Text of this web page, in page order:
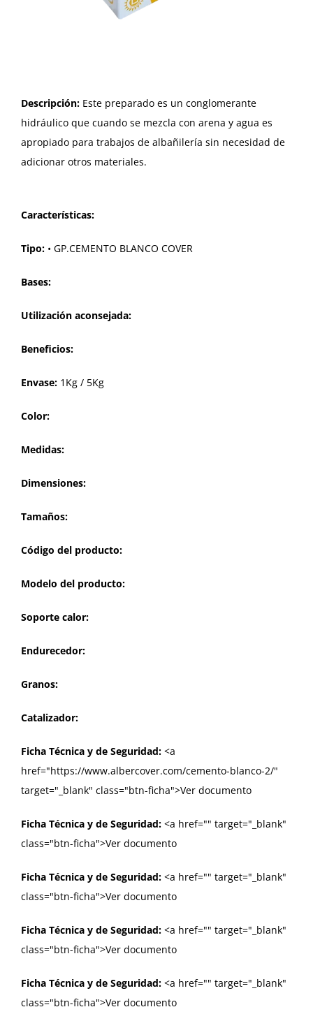
Descripción: Este preparado es un conglomerante
hidráulico que cuando se mezcla con arena y agua es
apropiado para trabajos de albañilería sin necesidad de
adicionar otros materiales.
Características:
Tipo: • GP.CEMENTO BLANCO COVER
Bases:
Utilización aconsejada:
Beneficios:
Envase: 1Kg / 5Kg
Color:
Medidas:
Dimensiones:
Tamaños:
Código del producto:
Modelo del producto:
Soporte calor:
Endurecedor:
Granos:
Catalizador:
Ficha Técnica y de Seguridad: <a
href="https://www.albercover.com/cemento-blanco-2/"
target="_blank" class="btn-ficha">Ver documento
Ficha Técnica y de Seguridad: <a href="" target="_blank"
class="btn-ficha">Ver documento
Ficha Técnica y de Seguridad: <a href="" target="_blank"
class="btn-ficha">Ver documento
Ficha Técnica y de Seguridad: <a href="" target="_blank"
class="btn-ficha">Ver documento
Ficha Técnica y de Seguridad: <a href="" target="_blank"
class="btn-ficha">Ver documento